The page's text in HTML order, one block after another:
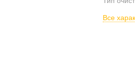
Все